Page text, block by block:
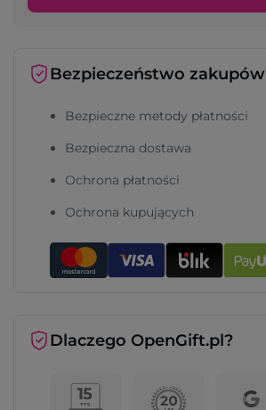
Bezpieczeństwo zakupów
Bezpieczne metody płatności
Bezpieczna dostawa
Ochrona płatności
Ochrona kupujących
Dlaczego OpenGift.pl?